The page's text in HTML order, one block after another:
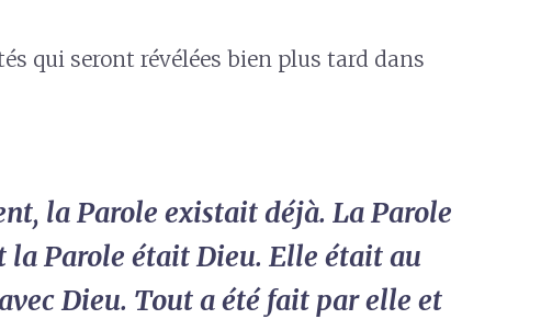
qui seront révélées bien plus tard dans
la Parole existait déjà. La Parole
la Parole était Dieu. Elle était au
Dieu. Tout a été fait par elle et